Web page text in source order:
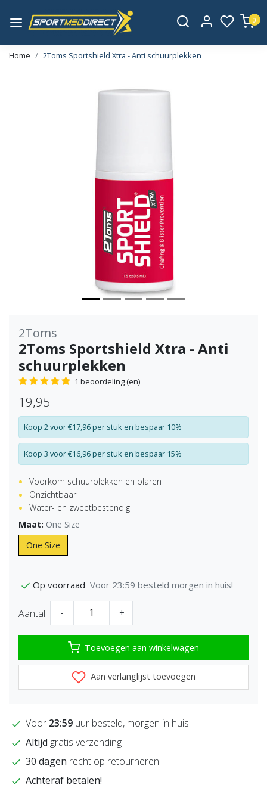
0
Home 2Toms Sportshield Xtra - Anti schuurplekken
2Toms
2Toms Sportshield Xtra - Anti
schuurplekken
1 beoordeling (en)
19,95
Koop 2 voor €17,96 per stuk en bespaar 10%
Koop 3 voor €16,96 per stuk en bespaar 15%
Voorkom schuurplekken en blaren
Onzichtbaar
Water- en zweetbestendig
Maat: One Size
One Size
Op voorraad Voor 23:59 besteld morgen in huis!
Aantal - +
Toevoegen aan winkelwagen
Aan verlanglijst toevoegen
Voor 23:59 uur besteld, morgen in huis
Altijd gratis verzending
30 dagen recht op retourneren
Achteraf betalen!